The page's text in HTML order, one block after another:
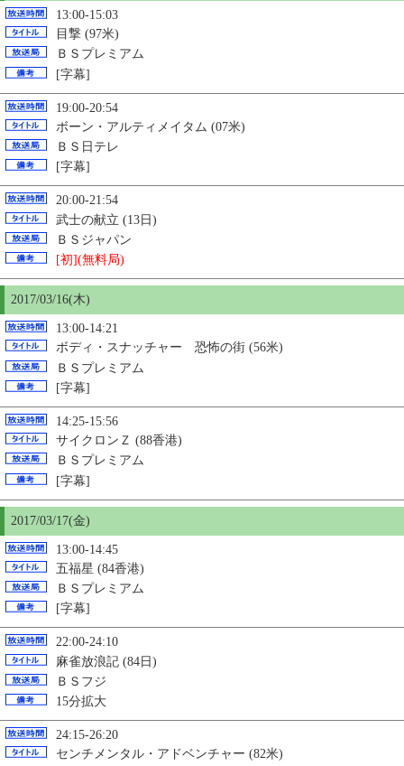
13:00-15:03
目撃 (97米)
ＢＳプレミアム
[字幕]
19:00-20:54
ボーン・アルティメイタム (07米)
ＢＳ日テレ
[字幕]
20:00-21:54
武士の献立 (13日)
ＢＳジャパン
[初](無料局)
2017/03/16(木)
13:00-14:21
ボディ・スナッチャー 恐怖の街 (56米)
ＢＳプレミアム
[字幕]
14:25-15:56
サイクロンＺ (88香港)
ＢＳプレミアム
[字幕]
2017/03/17(金)
13:00-14:45
五福星 (84香港)
ＢＳプレミアム
[字幕]
22:00-24:10
麻雀放浪記 (84日)
ＢＳフジ
15分拡大
24:15-26:20
センチメンタル・アドベンチャー (82米)